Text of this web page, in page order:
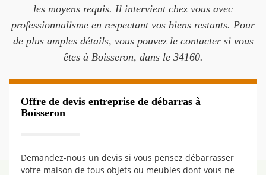
les moyens requis. Il intervient chez vous avec
professionnalisme en respectant vos biens restants. Pour
de plus amples détails, vous pouvez le contacter si vous
êtes à Boisseron, dans le 34160.
Offre de devis entreprise de débarras à
Boisseron
Demandez-nous un devis si vous pensez débarrasser
votre maison de tous objets ou meubles dont vous ne